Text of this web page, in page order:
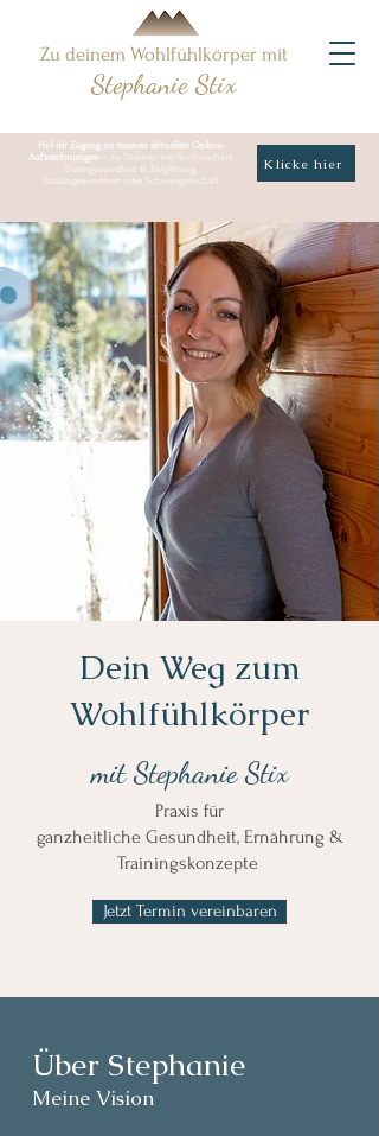
Zu deinem Wohlfühlkörper mit
Stephanie Stix
Hol dir Zugang zu meinen aktuellen Online-
Aufzeichnungen
– zu Themen wie Stoffwechsel,
Darmgesundheit & Entgiftung,
Frauengesundheit oder Schwangerschaft
Klicke hier
Dein Weg zum
Wohlfühlkörper​
mit Stephanie Stix
Praxis für
ganzheitliche Gesundheit, Ernährung &
Trainingskonzepte
Jetzt Termin vereinbaren
Über Stephanie
Meine Vision